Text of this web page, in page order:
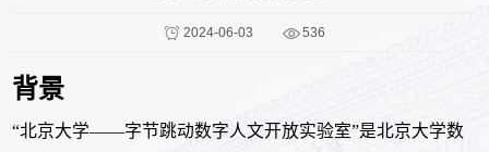
2024-06-03 536
背景
“北京大学——字节跳动数字人文开放实验室”是北京大学数